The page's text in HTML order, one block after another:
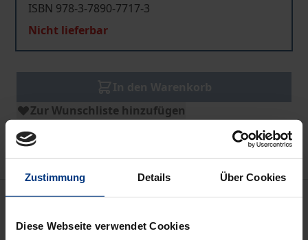
Zustimmung Details Über Cookies
Diese Webseite verwendet Cookies
ISBN 978-3-7890-7717-3
Nicht lieferbar
Zur Wunschliste hinzufügen
Beschreibung